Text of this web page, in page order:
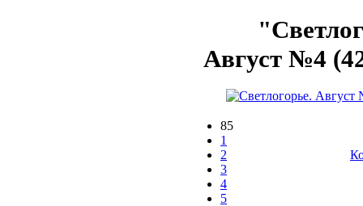
Август №4
85
1
2
3
4
5